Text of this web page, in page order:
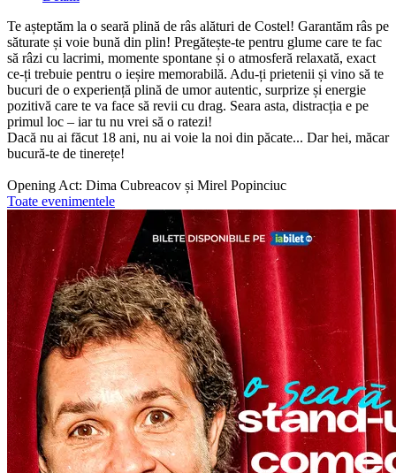
Te așteptăm la o seară plină de râs alături de Costel! Garantăm râs pe
săturate și voie bună din plin! Pregătește-te pentru glume care te fac
să râzi cu lacrimi, momente spontane și o atmosferă relaxată, exact
ce-ți trebuie pentru o ieșire memorabilă. Adu-ți prietenii și vino să te
bucuri de o experiență plină de umor autentic, surprize și energie
pozitivă care te va face să revii cu drag. Seara asta, distracția e pe
primul loc – iar tu nu vrei să o ratezi!
Dacă nu ai făcut 18 ani, nu ai voie la noi din păcate... Dar hei, măcar
bucură-te de tinerețe!
Opening Act: Dima Cubreacov și Mirel Popinciuc
Toate evenimentele